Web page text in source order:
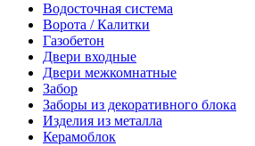
Водосточная система
Ворота / Калитки
Газобетон
Двери входные
Двери межкомнатные
Забор
Заборы из декоративного блока
Изделия из металла
Керамоблок